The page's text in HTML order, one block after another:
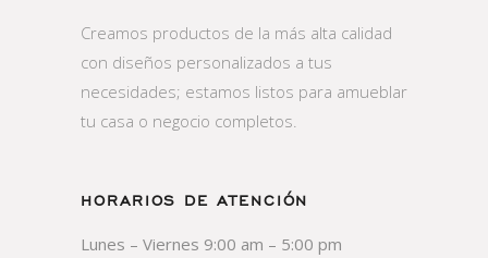
Creamos productos de la más alta calidad
con diseños personalizados a tus
necesidades; estamos listos para amueblar
tu casa o negocio completos.
HORARIOS DE ATENCIÓN
Lunes – Viernes 9:00 am – 5:00 pm